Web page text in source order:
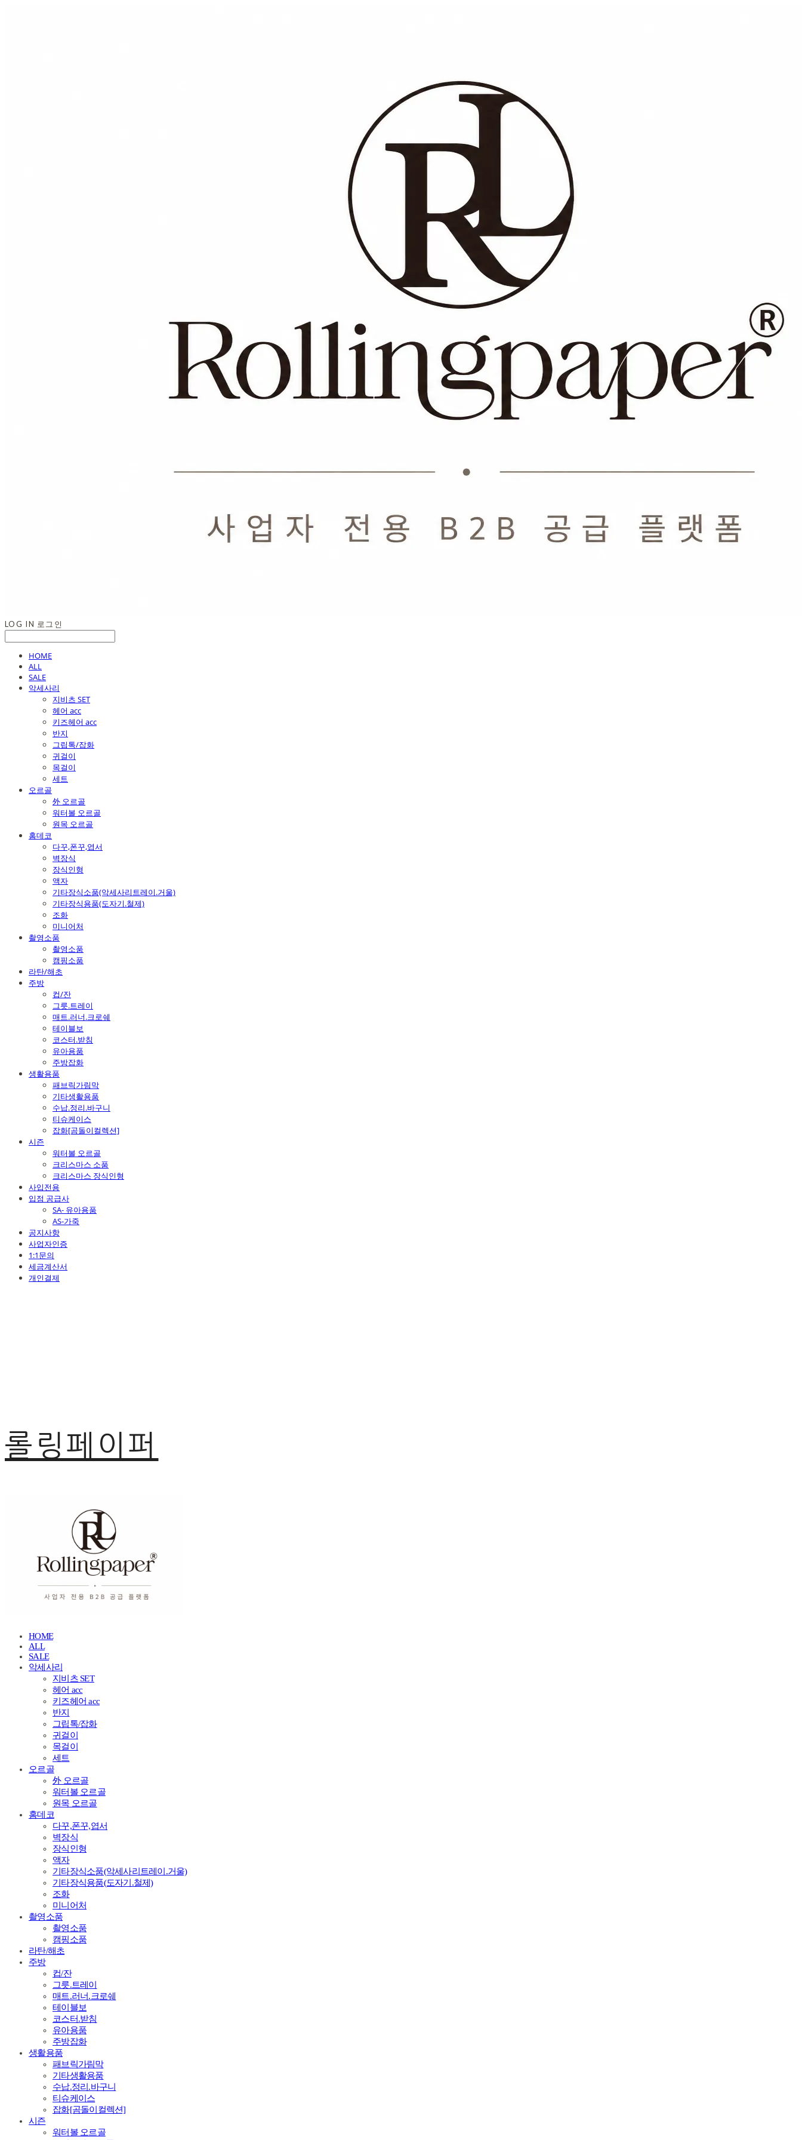
LOG IN 로그인
HOME
ALL
SALE
악세사리
지비츠 SET
헤어 acc
키즈헤어 acc
반지
그립톡/잡화
귀걸이
목걸이
세트
오르골
外 오르골
워터볼 오르골
원목 오르골
홈데코
다꾸,폰꾸,엽서
벽장식
장식인형
액자
기타장식소품(악세사리트레이.거울)
기타장식용품(도자기.철제)
조화
미니어처
촬영소품
촬영소품
캠핑소품
라탄/해초
주방
컵/잔
그릇.트레이
매트.러너.크로쉐
테이블보
코스터.받침
유아용품
주방잡화
생활용품
패브릭가림막
기타생활용품
수납.정리.바구니
티슈케이스
잡화[곰돌이컬렉션]
시즌
워터볼 오르골
크리스마스 소품
크리스마스 장식인형
사입전용
입점 공급사
SA- 유아용품
AS-가죽
공지사항
사업자인증
1:1문의
세금계산서
개인결제
롤링페이퍼
HOME
ALL
SALE
악세사리
지비츠 SET
헤어 acc
키즈헤어 acc
반지
그립톡/잡화
귀걸이
목걸이
세트
오르골
外 오르골
워터볼 오르골
원목 오르골
홈데코
다꾸,폰꾸,엽서
벽장식
장식인형
액자
기타장식소품(악세사리트레이.거울)
기타장식용품(도자기.철제)
조화
미니어처
촬영소품
촬영소품
캠핑소품
라탄/해초
주방
컵/잔
그릇.트레이
매트.러너.크로쉐
테이블보
코스터.받침
유아용품
주방잡화
생활용품
패브릭가림막
기타생활용품
수납.정리.바구니
티슈케이스
잡화[곰돌이컬렉션]
시즌
워터볼 오르골